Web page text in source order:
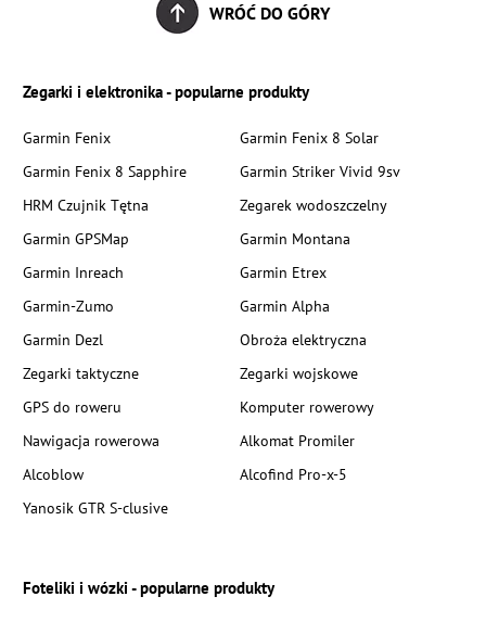
WRÓĆ DO GÓRY
Zegarki i elektronika - popularne produkty
Garmin Fenix
Garmin Fenix 8 Solar
Garmin Fenix 8 Sapphire
Garmin Striker Vivid 9sv
HRM Czujnik Tętna
Zegarek wodoszczelny
Garmin GPSMap
Garmin Montana
Garmin Inreach
Garmin Etrex
Garmin-Zumo
Garmin Alpha
Garmin Dezl
Obroża elektryczna
Zegarki taktyczne
Zegarki wojskowe
GPS do roweru
Komputer rowerowy
Nawigacja rowerowa
Alkomat Promiler
Alcoblow
Alcofind Pro-x-5
Yanosik GTR S-clusive
Foteliki i wózki - popularne produkty